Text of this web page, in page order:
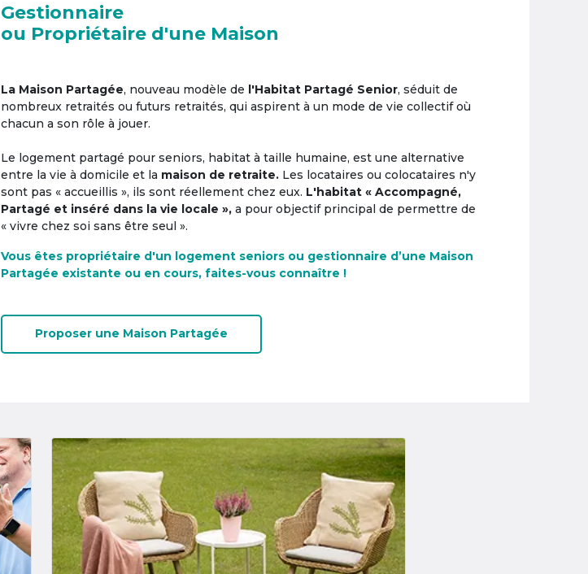
Gestionnaire
ou Propriétaire d'une Maison
La Maison Partagée, nouveau modèle de l'Habitat Partagé Senior, séduit de
nombreux retraités ou futurs retraités, qui aspirent à un mode de vie collectif où
chacun a son rôle à jouer.
Le logement partagé pour seniors, habitat à taille humaine, est une alternative
entre la vie à domicile et la maison de retraite. Les locataires ou colocataires n'y
sont pas « accueillis », ils sont réellement chez eux. L'habitat « Accompagné,
Partagé et inséré dans la vie locale », a pour objectif principal de permettre de
« vivre chez soi sans être seul ».
Vous êtes propriétaire d'un logement seniors ou gestionnaire d’une Maison
Partagée existante ou en cours, faites-vous connaître !
Proposer une Maison Partagée